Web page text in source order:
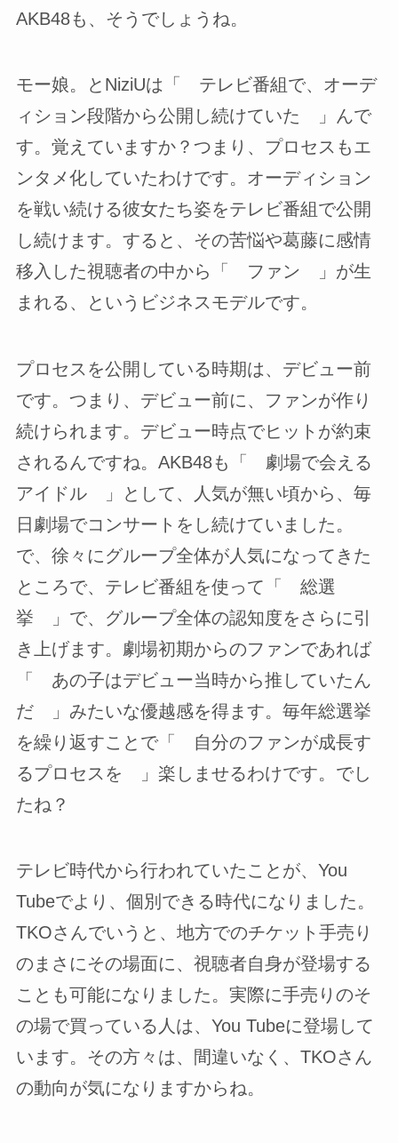
AKB48も、そうでしょうね。
モー娘。とNiziUは「 テレビ番組で、オーデ
ィション段階から公開し続けていた 」んで
す。覚えていますか？つまり、プロセスもエ
ンタメ化していたわけです。オーディション
を戦い続ける彼女たち姿をテレビ番組で公開
し続けます。すると、その苦悩や葛藤に感情
移入した視聴者の中から「 ファン 」が生
まれる、というビジネスモデルです。
プロセスを公開している時期は、デビュー前
です。つまり、デビュー前に、ファンが作り
続けられます。デビュー時点でヒットが約束
されるんですね。AKB48も「 劇場で会える
アイドル 」として、人気が無い頃から、毎
日劇場でコンサートをし続けていました。
で、徐々にグループ全体が人気になってきた
ところで、テレビ番組を使って「 総選
挙 」で、グループ全体の認知度をさらに引
き上げます。劇場初期からのファンであれば
「 あの子はデビュー当時から推していたん
だ 」みたいな優越感を得ます。毎年総選挙
を繰り返すことで「 自分のファンが成長す
るプロセスを 」楽しませるわけです。でし
たね？
テレビ時代から行われていたことが、You
Tubeでより、個別できる時代になりました。
TKOさんでいうと、地方でのチケット手売り
のまさにその場面に、視聴者自身が登場する
ことも可能になりました。実際に手売りのそ
の場で買っている人は、You Tubeに登場して
います。その方々は、間違いなく、TKOさん
の動向が気になりますからね。